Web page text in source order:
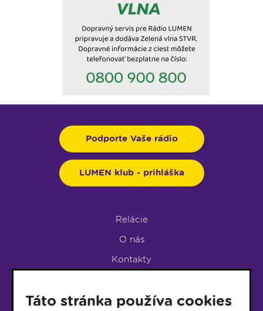
Podporte Vaše rádio
LUMEN klub - prihláška
Relácie
O nás
Kontakty
LUMEN KLUB
Táto stránka používa cookies